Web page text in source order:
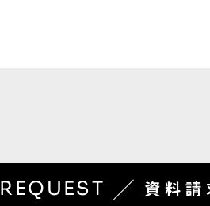
REQUEST ／ 資料請